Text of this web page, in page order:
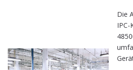
Die
IPC-